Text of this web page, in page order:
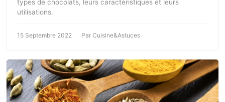
types de chocolats, leurs caractéristiques et leurs
utilisations.
15 Septembre 2022 Par Cuisine&Astuces